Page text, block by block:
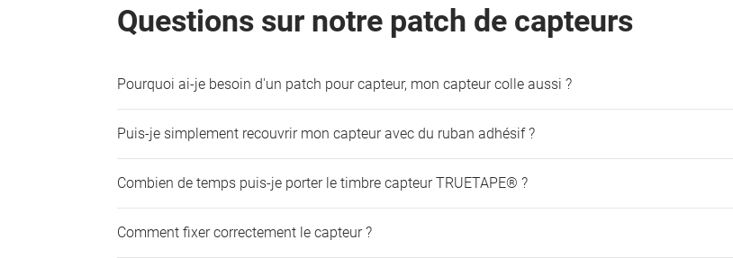
Questions sur notre patch de capteurs
Pourquoi ai-je besoin d'un patch pour capteur, mon capteur colle aussi ?
Puis-je simplement recouvrir mon capteur avec du ruban adhésif ?
Combien de temps puis-je porter le timbre capteur TRUETAPE® ?
Comment fixer correctement le capteur ?